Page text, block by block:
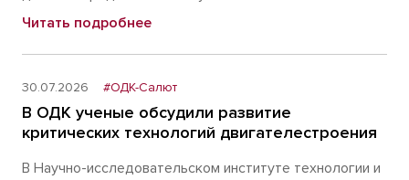
Читать подробнее
30.07.2026 #ОДК-Салют
В ОДК ученые обсудили развитие
критических технологий двигателестроения
В Научно-исследовательском институте технологии и